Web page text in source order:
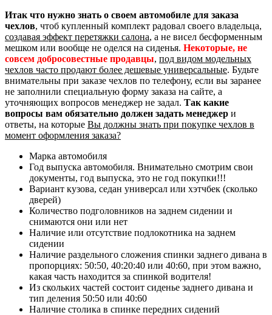
Итак что нужно знать о своем автомобиле для заказа
чехлов, чтоб купленный комплект радовал своего владельца,
создавая эффект перетяжки салона, а не висел бесформенным
мешком или вообще не оделся на сиденья. Некоторые, не
совсем добросовестные продавцы, под видом модельных
чехлов часто продают более дешевые универсальные. Будьте
внимательны при заказе чехлов по телефону, если вы заранее
не заполнили специальную форму заказа на сайте, а
уточняющих вопросов менеджер не задал. Так какие
вопросы вам обязательно должен задать менеджер и
ответы, на которые Вы должны знать при покупке чехлов в
момент оформления заказа?
Марка автомобиля
Год выпуска автомобиля. Внимательно смотрим свои
документы, год выпуска, это не год покупки!!!
Вариант кузова, седан универсал или хэтчбек (сколько
дверей)
Количество подголовников на заднем сидении и
снимаются они или нет
Наличие или отсутствие подлокотника на заднем
сидении
Наличие раздельного сложения спинки заднего дивана в
пропорциях: 50:50, 40:20:40 или 40:60, при этом важно,
какая часть находится за спинкой водителя!
Из скольких частей состоит сиденье заднего дивана и
тип деления 50:50 или 40:60
Наличие столика в спинке передних сидений